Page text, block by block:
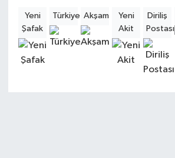
Yeni
Şafak
Türkiye Akşam
Yeni
Akit
Diriliş
Postası